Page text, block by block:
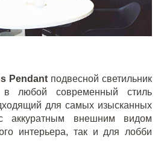
Pendant подвесной светильник
в любой современный стиль
для самых изысканных
аккуратным внешним видом
интерьера, так и для лобби